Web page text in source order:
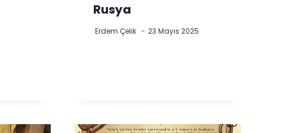
Rusya
Erdem Çelik 23 Mayıs 2025